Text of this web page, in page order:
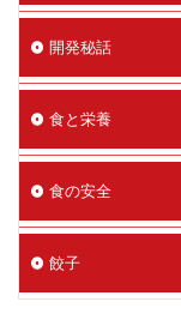
開発秘話
食と栄養
食の安全
餃子